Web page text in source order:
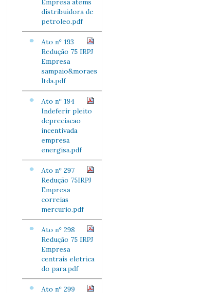
Empresa atems
distribuidora de
petroleo.pdf
Ato nº 193
Redução 75 IRPJ
Empresa
sampaio&moraes
ltda.pdf
Ato nº 194
Indeferir pleito
depreciacao
incentivada
empresa
energisa.pdf
Ato nº 297
Redução 75IRPJ
Empresa
correias
mercurio.pdf
Ato nº 298
Redução 75 IRPJ
Empresa
centrais eletrica
do para.pdf
Ato nº 299